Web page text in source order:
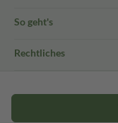
So geht's
Rechtliches